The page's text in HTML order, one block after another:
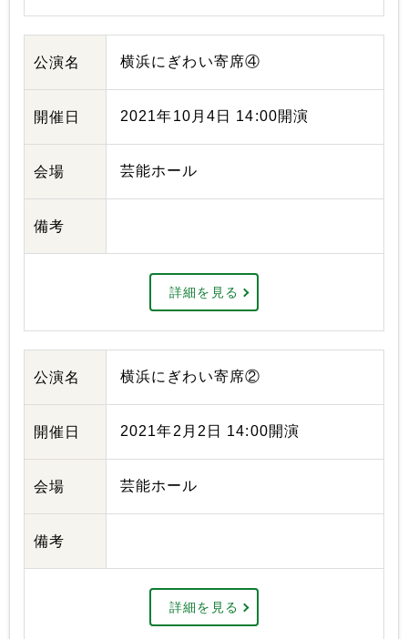
公演名 横浜にぎわい寄席④
開催日 2021年10月4日 14:00開演
会場 芸能ホール
備考
詳細を見る
公演名 横浜にぎわい寄席②
開催日 2021年2月2日 14:00開演
会場 芸能ホール
備考
詳細を見る